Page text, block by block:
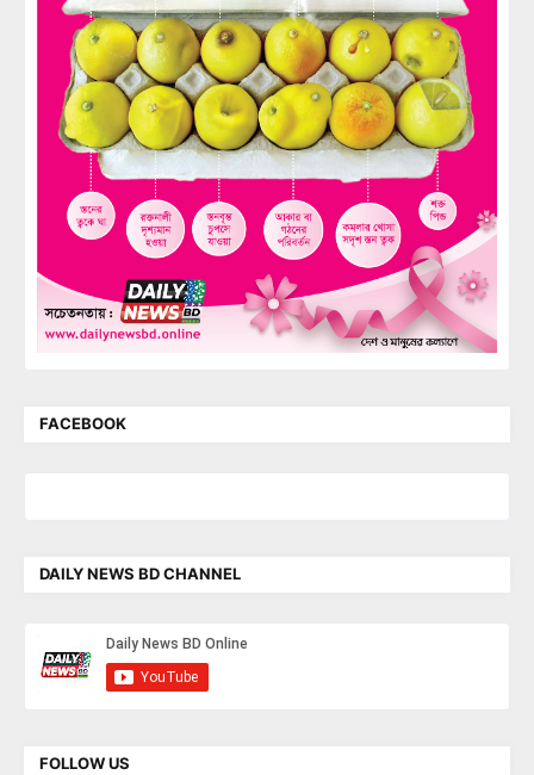
FACEBOOK
DAILY NEWS BD CHANNEL
FOLLOW US